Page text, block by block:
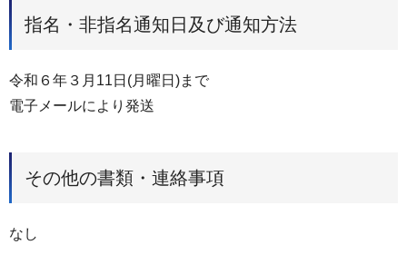
指名・非指名通知日及び通知方法
令和６年３月11日(月曜日)まで
電子メールにより発送
その他の書類・連絡事項
なし